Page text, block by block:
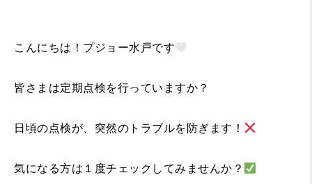
こんにちは！プジョー水戸です
皆さまは定期点検を行っていますか？
日頃の点検が、突然のトラブルを防ぎます！
気になる方は１度チェックしてみませんか？